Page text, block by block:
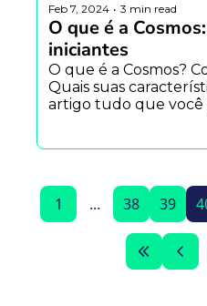
Feb 7, 2024 • 3 min read
O que é a
iniciantes
O que é a Cosmos?
Quais suas
artigo tudo que você
1 ... 38 39